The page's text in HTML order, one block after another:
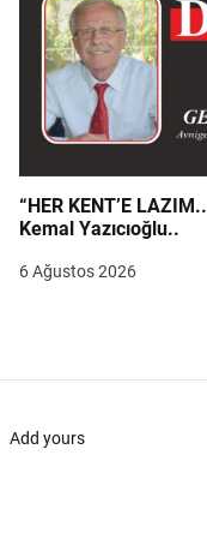
“HER KENT’E LAZIM.. ”Mehmet
Kemal Yazıcıoğlu..
6 Ağustos 2026
Add yours